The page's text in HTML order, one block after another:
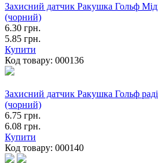
Захисний датчик Ракушка Гольф
(чорний)
6.30 грн.
5.85 грн.
Купити
Код товару: 000136
Захисний датчик Ракушка Гольф
(чорний)
6.75 грн.
6.08 грн.
Купити
Код товару: 000140